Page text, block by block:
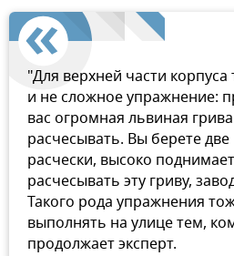
"Для верхней части
и не сложное упражнение:
вас огромная львиная
расчесывать. Вы берете
расчески, высоко
расчесывать эту гриву,
Такого рода упражнения
выполнять на улице тем,
продолжает эксперт.